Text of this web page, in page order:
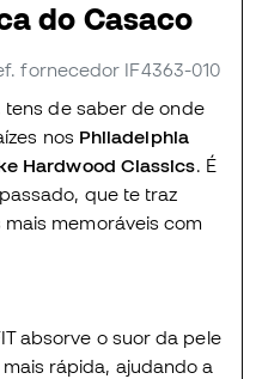
do Casaco
fornecedor IF4363-010
tens de saber de onde
nos Philadelphia
Hardwood Classics. É
que te traz
memoráveis com
absorve o suor da pele
rápida, ajudando a